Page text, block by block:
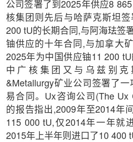
公司签署了到2025年供应8
核集团则先后与哈萨克斯坦
200 tU的长期合同,与阿海珐签
铀供应的十年合同,与加拿大
2025年为中国供应铀11 200
中广核集团又与乌兹别克
&Metallurgy矿业公司签署了
易合同。Ux咨询公司(The Ux
的报告指出,2009年至2014年
115 000 tU,仅2014年一年就
2015年上半年则进口了10 400